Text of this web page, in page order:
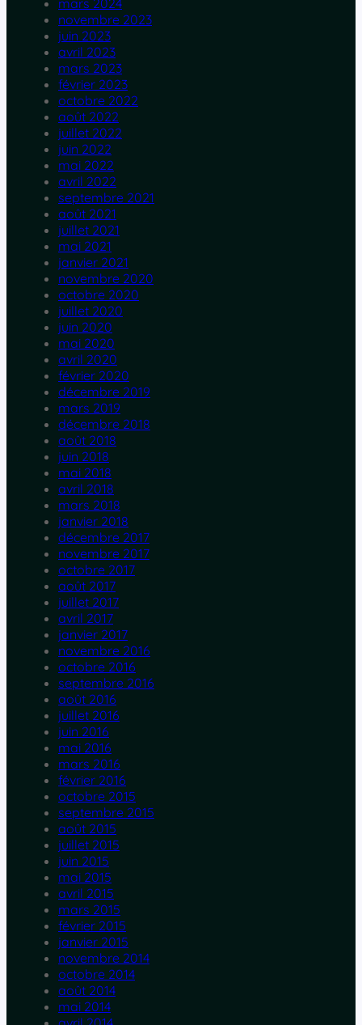
mars 2024
novembre 2023
juin 2023
avril 2023
mars 2023
février 2023
octobre 2022
août 2022
juillet 2022
juin 2022
mai 2022
avril 2022
septembre 2021
août 2021
juillet 2021
mai 2021
janvier 2021
novembre 2020
octobre 2020
juillet 2020
juin 2020
mai 2020
avril 2020
février 2020
décembre 2019
mars 2019
décembre 2018
août 2018
juin 2018
mai 2018
avril 2018
mars 2018
janvier 2018
décembre 2017
novembre 2017
octobre 2017
août 2017
juillet 2017
avril 2017
janvier 2017
novembre 2016
octobre 2016
septembre 2016
août 2016
juillet 2016
juin 2016
mai 2016
mars 2016
février 2016
octobre 2015
septembre 2015
août 2015
juillet 2015
juin 2015
mai 2015
avril 2015
mars 2015
février 2015
janvier 2015
novembre 2014
octobre 2014
août 2014
mai 2014